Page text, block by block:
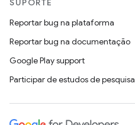
SUPORTE
Reportar bug na plataforma
Reportar bug na documentação
Google Play support
Participar de estudos de pesquisa